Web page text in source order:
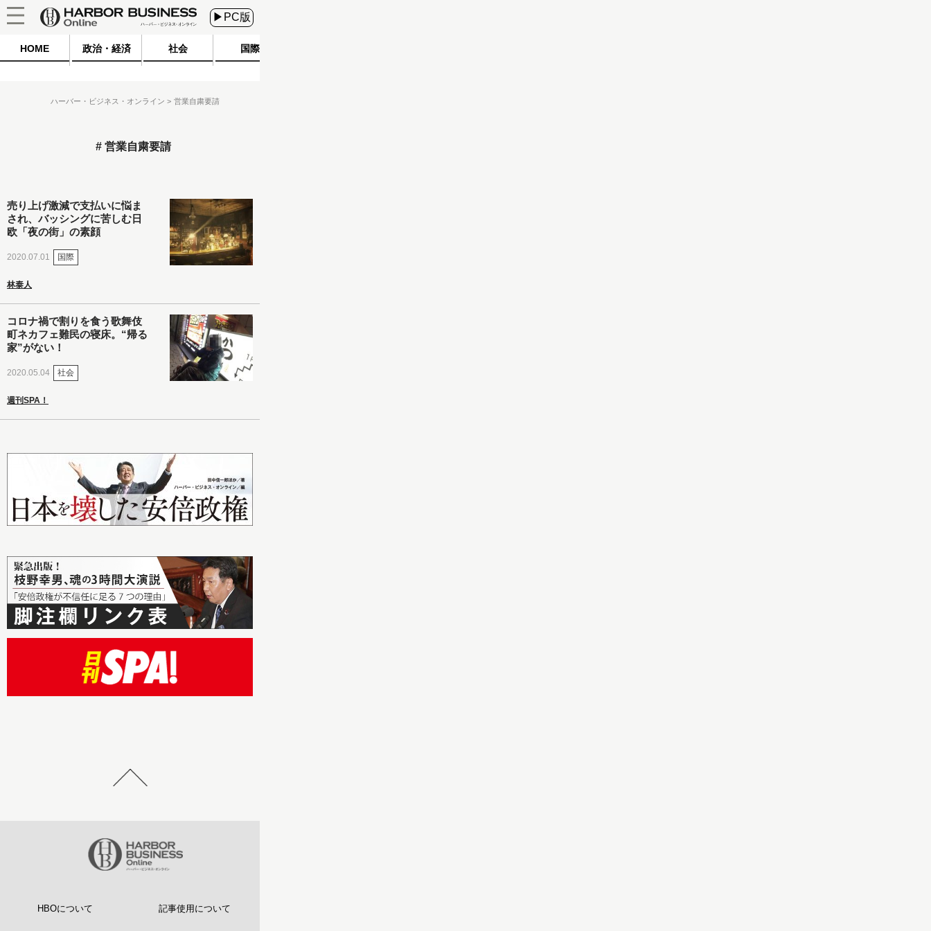
▶PC版
HOME 政治・経済 社会 国際
ハーバー・ビジネス・オンライン 営業自粛要請
営業自粛要請
売り上げ激減で支払いに悩ま
され、バッシングに苦しむ日
欧「夜の街」の素顔
2020.07.01 国際
林泰人
コロナ禍で割りを食う歌舞伎
町ネカフェ難民の寝床。“帰る
家”がない！
2020.05.04 社会
週刊SPA！
HBOについて 記事使用について